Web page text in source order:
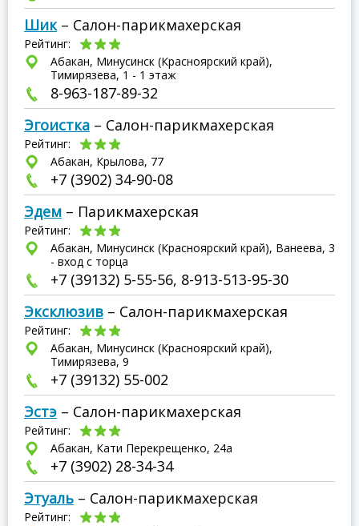
Шик– Салон-парикмахерская
Рейтинг:
Абакан, Минусинск (Красноярский край),
Тимирязева, 1 - 1 этаж
8-963-187-89-32
Эгоистка – Салон-парикмахерская
Рейтинг:
Абакан, Крылова, 77
+7 (3902) 34-90-08
Эдем – Парикмахерская
Рейтинг:
Абакан, Минусинск (Красноярский край), Ванеева, 3
- вход с торца
+7 (39132) 5-55-56, 8-913-513-95-30
Эксклюзив – Салон-парикмахерская
Рейтинг:
Абакан, Минусинск (Красноярский край),
Тимирязева, 9
+7 (39132) 55-002
Эстэ – Салон-парикмахерская
Рейтинг:
Абакан, Кати Перекрещенко, 24а
+7 (3902) 28-34-34
Этуаль – Салон-парикмахерская
Рейтинг: